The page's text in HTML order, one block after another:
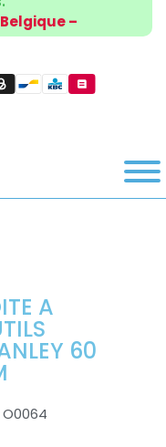
–
A
60
O0064